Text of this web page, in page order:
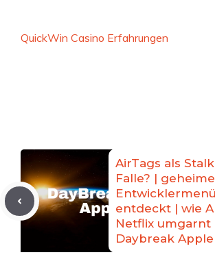
QuickWin Casino Erfahrungen
AirTags als
Falle? |
Entwicklermenü
entdeckt | wie
Netflix umgarnt
Daybreak Apple